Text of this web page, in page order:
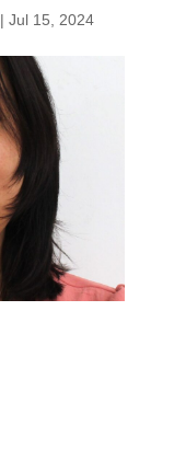
| Jul 15, 2024